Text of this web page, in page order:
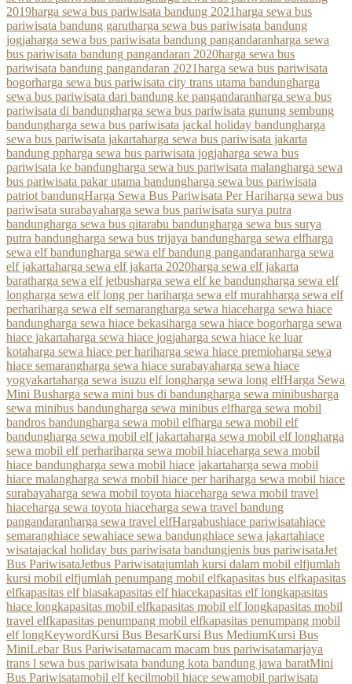
2019harga sewa bus pariwisata bandung 2021harga sewa bus
pariwisata bandung garutharga sewa bus pariwisata bandung
jogjaharga sewa bus pariwisata bandung pangandaranharga sewa
bus pariwisata bandung pangandaran 2020harga sewa bus
pariwisata bandung pangandaran 2021harga sewa bus pariwisata
bogorharga sewa bus pariwisata city trans utama bandungharga
sewa bus pariwisata dari bandung ke pangandaranharga sewa bus
pariwisata di bandungharga sewa bus pariwisata gunung sembung
bandungharga sewa bus pariwisata jackal holiday bandungharga
sewa bus pariwisata jakartaharga sewa bus pariwisata jakarta
bandung ppharga sewa bus pariwisata jogjaharga sewa bus
pariwisata ke bandungharga sewa bus pariwisata malangharga sewa
bus pariwisata pakar utama bandungharga sewa bus pariwisata
patriot bandungHarga Sewa Bus Pariwisata Per Hariharga sewa bus
pariwisata surabayaharga sewa bus pariwisata surya putra
bandungharga sewa bus qitarabu bandungharga sewa bus surya
putra bandungharga sewa bus trijaya bandungharga sewa elfharga
sewa elf bandungharga sewa elf bandung pangandaranharga sewa
elf jakartaharga sewa elf jakarta 2020harga sewa elf jakarta
baratharga sewa elf jetbusharga sewa elf ke bandungharga sewa elf
longharga sewa elf long per hariharga sewa elf murahharga sewa elf
perhariharga sewa elf semarangharga sewa hiaceharga sewa hiace
bandungharga sewa hiace bekasiharga sewa hiace bogorharga sewa
hiace jakartaharga sewa hiace jogjaharga sewa hiace ke luar
kotaharga sewa hiace per hariharga sewa hiace premioharga sewa
hiace semarangharga sewa hiace surabayaharga sewa hiace
yogyakartaharga sewa isuzu elf longharga sewa long elfHarga Sewa
Mini Busharga sewa mini bus di bandungharga sewa minibusharga
sewa minibus bandungharga sewa minibus elfharga sewa mobil
bandros bandungharga sewa mobil elfharga sewa mobil elf
bandungharga sewa mobil elf jakartaharga sewa mobil elf longharga
sewa mobil elf perhariharga sewa mobil hiaceharga sewa mobil
hiace bandungharga sewa mobil hiace jakartaharga sewa mobil
hiace malangharga sewa mobil hiace per hariharga sewa mobil hiace
surabayaharga sewa mobil toyota hiaceharga sewa mobil travel
hiaceharga sewa toyota hiaceharga sewa travel bandung
pangandaranharga sewa travel elfHargabushiace pariwisatahiace
semaranghiace sewahiace sewa bandunghiace sewa jakartahiace
wisatajackal holiday bus pariwisata bandungjenis bus pariwisataJet
Bus PariwisataJetbus Pariwisatajumlah kursi dalam mobil elfjumlah
kursi mobil elfjumlah penumpang mobil elfkapasitas bus elfkapasitas
elfkapasitas elf biasakapasitas elf hiacekapasitas elf longkapasitas
hiace longkapasitas mobil elfkapasitas mobil elf longkapasitas mobil
travel elfkapasitas penumpang mobil elfkapasitas penumpang mobil
elf longKeywordKursi Bus BesarKursi Bus MediumKursi Bus
MiniLebar Bus Pariwisatamacam macam bus pariwisatamarjaya
trans l sewa bus pariwisata bandung kota bandung jawa baratMini
Bus Pariwisatamobil elf kecilmobil hiace sewamobil pariwisata